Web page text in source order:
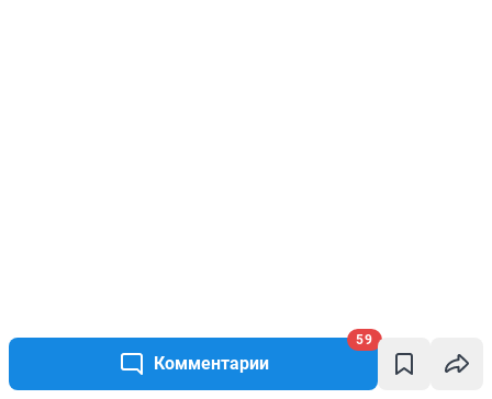
Комментарии
59